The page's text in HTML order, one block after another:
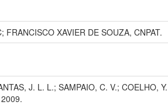
XAVIER DE SOUZA, CNPAT.
J. L. L.; SAMPAIO, C. V.;